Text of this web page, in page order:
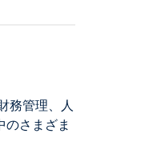
務管理、人
さまざま